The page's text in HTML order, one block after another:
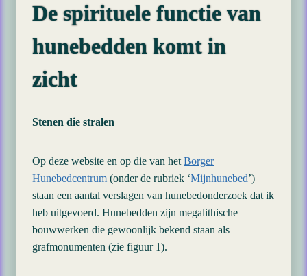
De spirituele functie van
hunebedden komt in
zicht
Stenen die stralen
Op deze website en op die van het Borger
Hunebedcentrum (onder de rubriek ‘Mijnhunebed’)
staan een aantal verslagen van hunebedonderzoek dat ik
heb uitgevoerd. Hunebedden zijn megalithische
bouwwerken die gewoonlijk bekend staan als
grafmonumenten (zie figuur 1).